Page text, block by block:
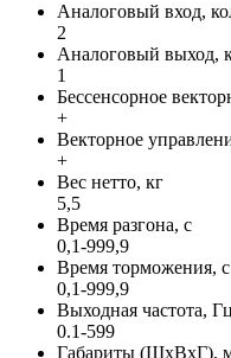
Аналоговый вход,
2
Аналоговый выход,
1
Бессенсорное
+
Векторное
+
Вес нетто, кг
5,5
Время разгона, с
0,1-999,9
Время торможения, с
0,1-999,9
Выходная частота, Гц
0.1-599
Габариты (ШхВхГ),